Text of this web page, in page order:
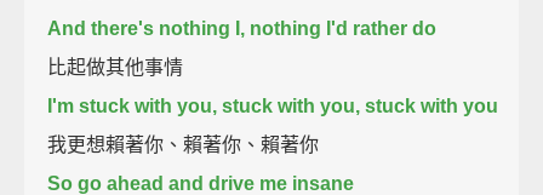
And there's nothing I, nothing I'd rather do
比起做其他事情
I'm stuck with you, stuck with you, stuck with you
我更想賴著你、賴著你、賴著你
So go ahead and drive me insane